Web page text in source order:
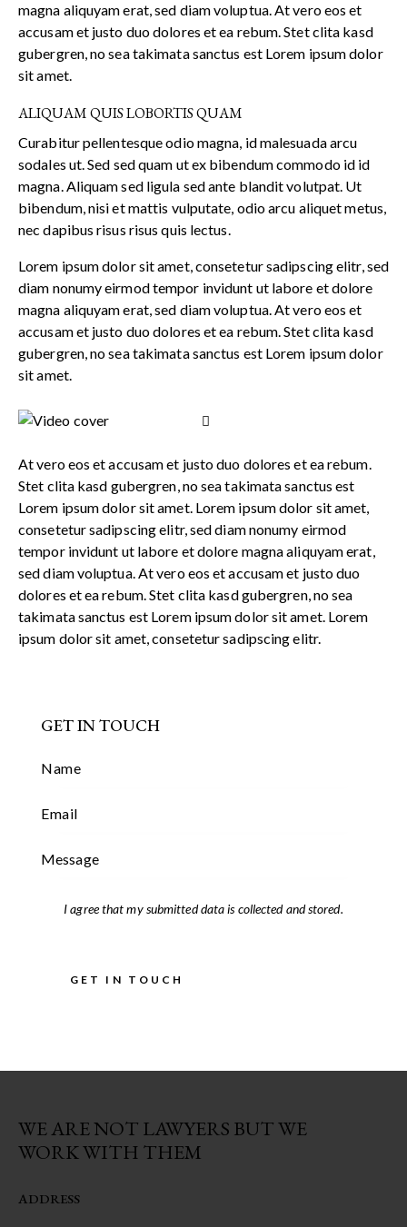
magna aliquyam erat, sed diam voluptua. At vero eos et
accusam et justo duo dolores et ea rebum. Stet clita kasd
gubergren, no sea takimata sanctus est Lorem ipsum dolor
sit amet.
ALIQUAM QUIS LOBORTIS QUAM
Curabitur pellentesque odio magna, id malesuada arcu
sodales ut. Sed sed quam ut ex bibendum commodo id id
magna. Aliquam sed ligula sed ante blandit volutpat. Ut
bibendum, nisi et mattis vulputate, odio arcu aliquet metus,
nec dapibus risus risus quis lectus.
Lorem ipsum dolor sit amet, consetetur sadipscing elitr, sed
diam nonumy eirmod tempor invidunt ut labore et dolore
magna aliquyam erat, sed diam voluptua. At vero eos et
accusam et justo duo dolores et ea rebum. Stet clita kasd
gubergren, no sea takimata sanctus est Lorem ipsum dolor
sit amet.
At vero eos et accusam et justo duo dolores et ea rebum.
Stet clita kasd gubergren, no sea takimata sanctus est
Lorem ipsum dolor sit amet. Lorem ipsum dolor sit amet,
consetetur sadipscing elitr, sed diam nonumy eirmod
tempor invidunt ut labore et dolore magna aliquyam erat,
sed diam voluptua. At vero eos et accusam et justo duo
dolores et ea rebum. Stet clita kasd gubergren, no sea
takimata sanctus est Lorem ipsum dolor sit amet. Lorem
ipsum dolor sit amet, consetetur sadipscing elitr.
GET IN TOUCH
I agree that my submitted data iscollected and stored.
WE ARE NOT LAWYERS BUT WE
WORK WITH THEM
ADDRESS